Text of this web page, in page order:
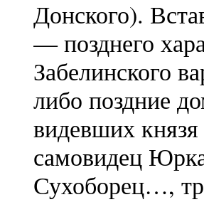
Донского).
— позднего
Забелинского
либо поздние
видевших
самовидец
Сухоборец…,